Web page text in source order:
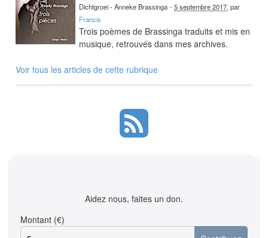
Dichtgroei - Anneke Brassinga -5 septembre 2017, par
Francis
Trois poèmes de Brassinga traduits et mis en
musique, retrouvés dans mes archives.
Voir tous les articles de cette rubrique
Aidez nous, faites un don.
Montant (€)